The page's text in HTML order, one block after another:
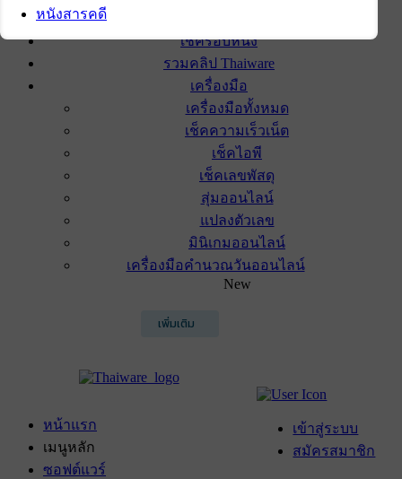
เช็ครอบหนัง
รวมคลิป Thaiware
เครื่องมือ
เครื่องมือทั้งหมด
เช็คความเร็วเน็ต
เช็คไอพี
เช็คเลขพัสดุ
สุ่มออนไลน์
แปลงตัวเลข
มินิเกมออนไลน์
เครื่องมือคำนวณวันออนไลน์
New
เพิ่มเติม
เข้าสู่ระบบ
สมัครสมาชิก
หน้าแรก
เมนูหลัก
ซอฟต์แวร์
หนังสารคดี